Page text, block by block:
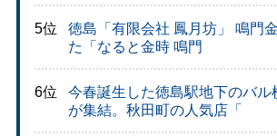
5位
徳島「有限会社 鳳月坊」 鳴門
た「なると金時 鳴門
6位
今春誕生した徳島駅地下のバル
が集結。秋田町の人気店「